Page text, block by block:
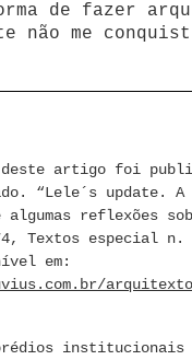
de fazer
não me
artigo foi
“Lele´s update.
algumas reflexões
Textos especial
em:
institucionais